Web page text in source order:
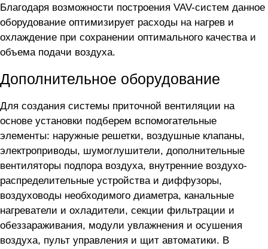
Благодаря возможности построения VAV-систем данное
оборудование оптимизирует расходы на нагрев и
охлаждение при сохранении оптимального качества и
объема подачи воздуха.
Дополнительное оборудование
Для создания системы приточной вентиляции на
основе установки подберем вспомогательные
элементы: наружные решетки, воздушные клапаны,
электроприводы, шумоглушители, дополнительные
вентиляторы подпора воздуха, внутренние воздухо-
распределительные устройства и диффузоры,
воздуховоды необходимого диаметра, канальные
нагреватели и охладители, секции фильтрации и
обеззараживания, модули увлажнения и осушения
воздуха, пульт управления и щит автоматики. В